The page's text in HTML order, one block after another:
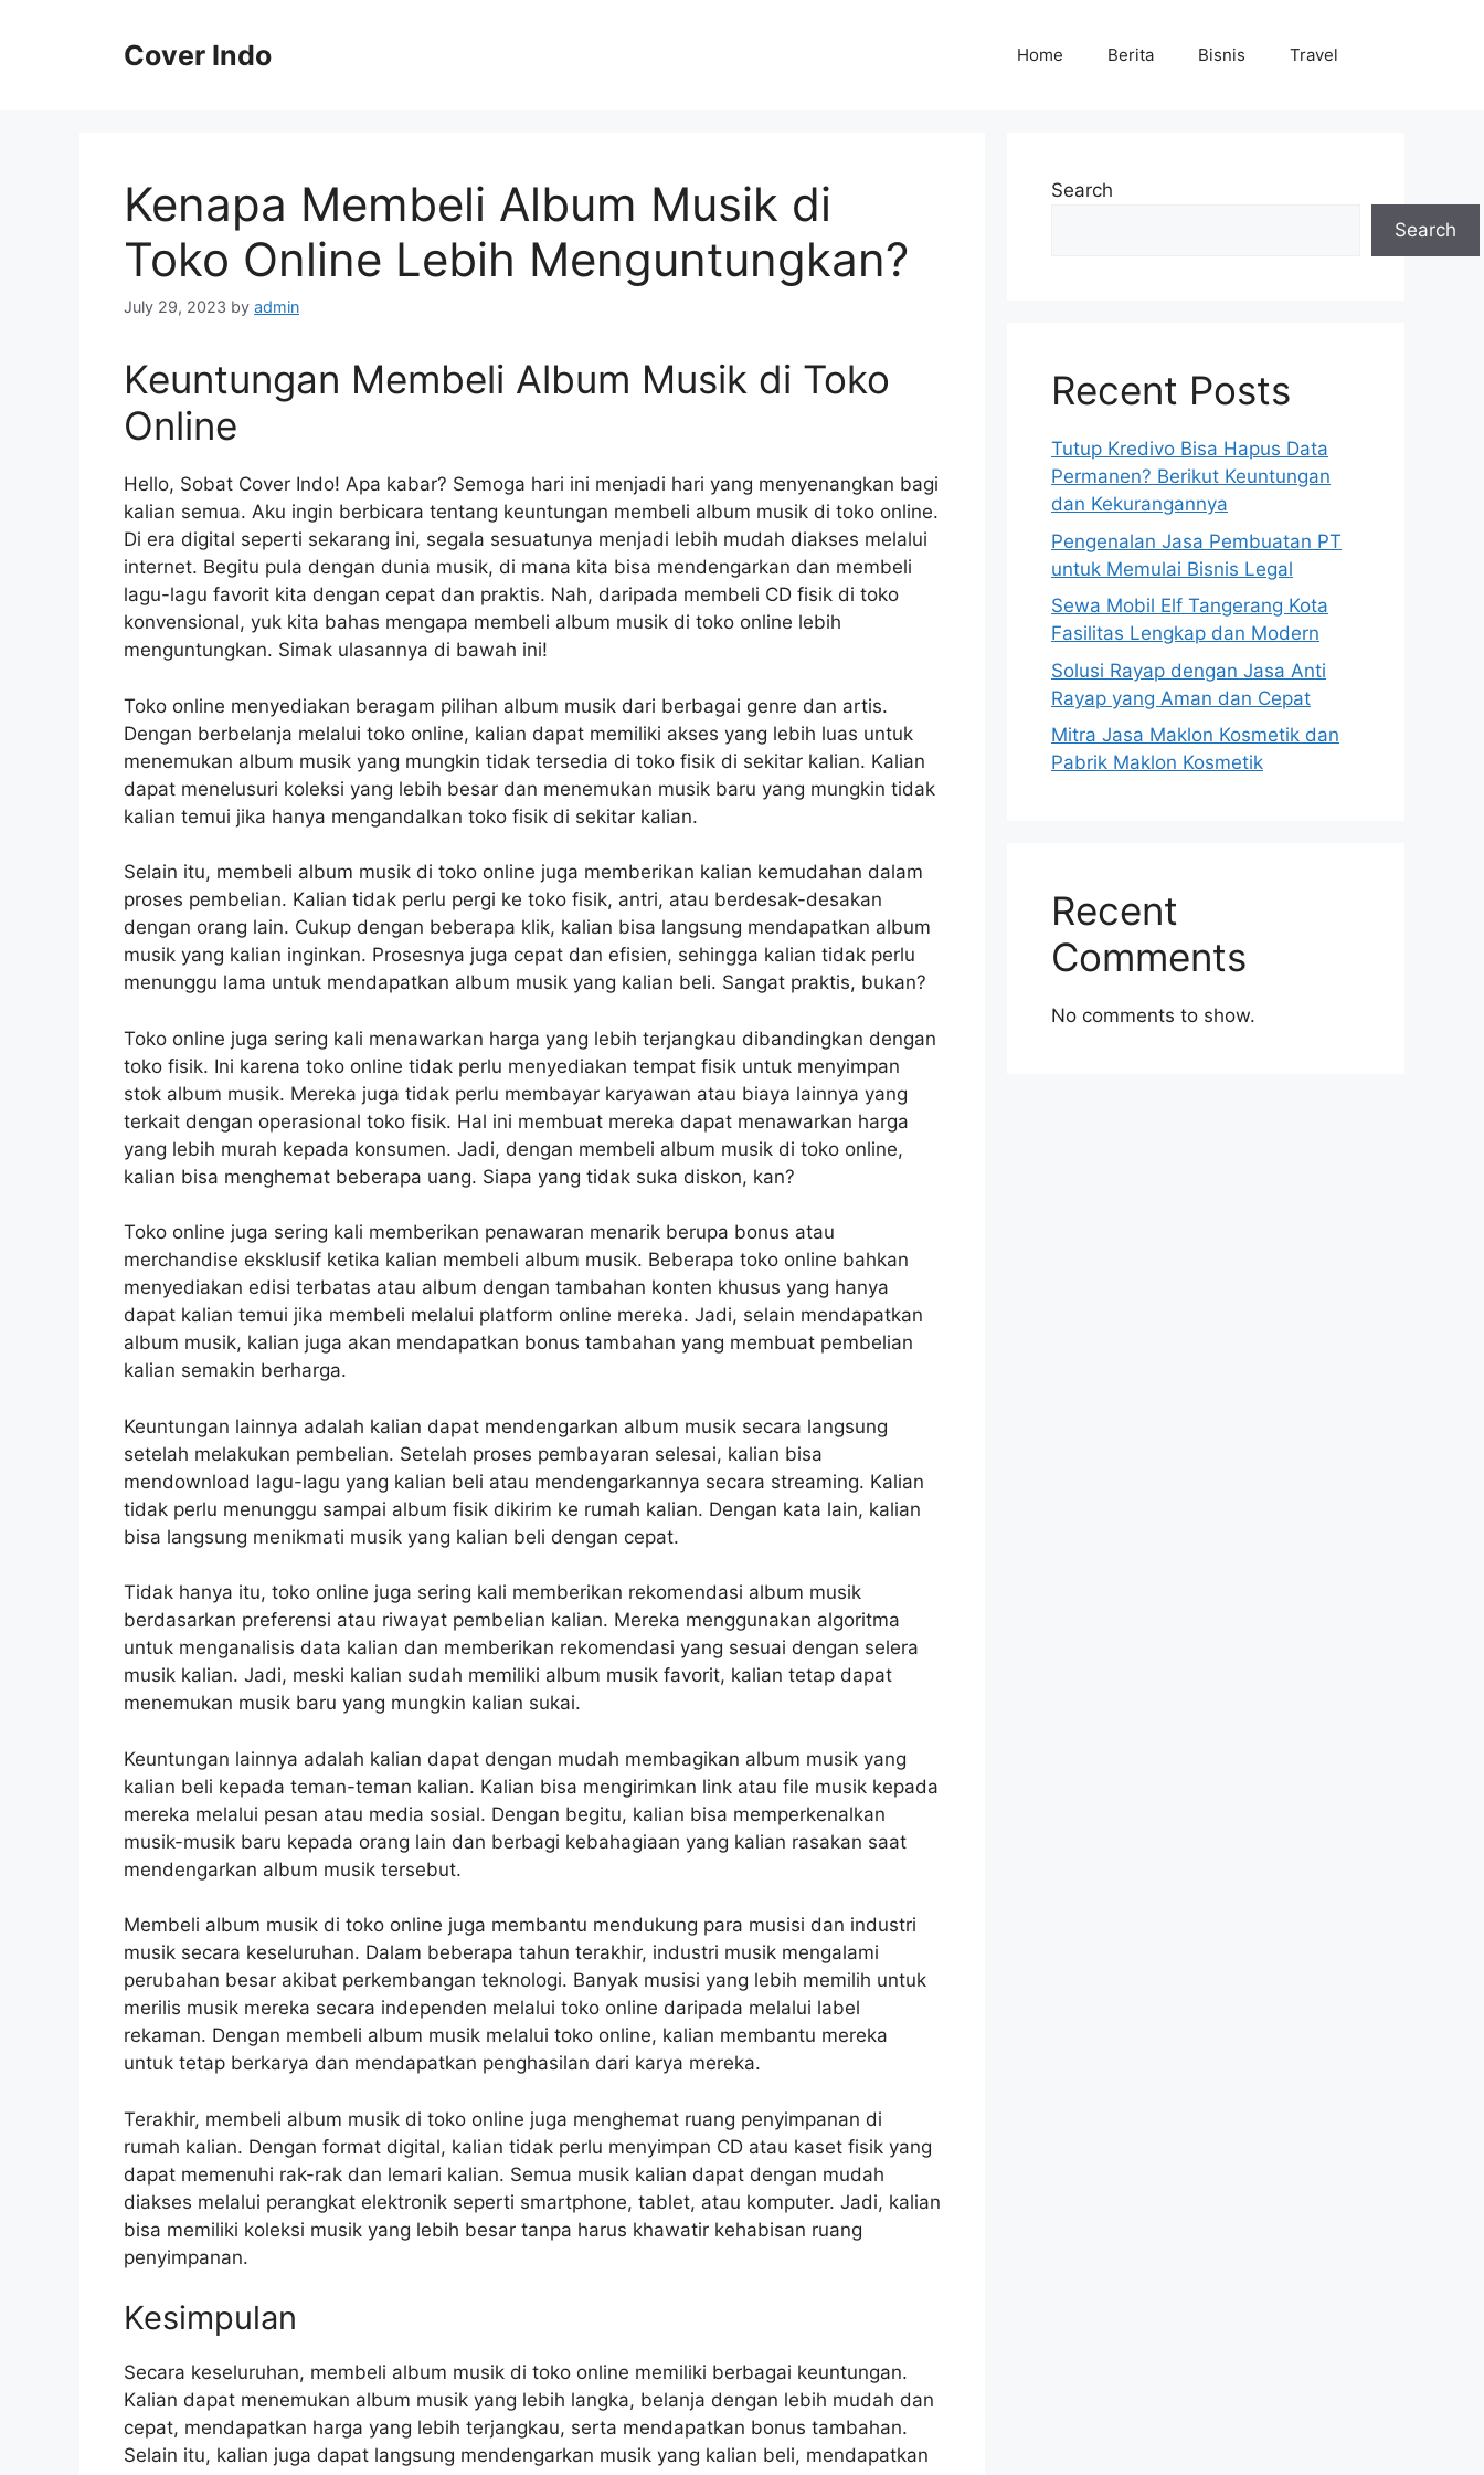
Cover Indo Home Berita Bisnis Travel
Kenapa Membeli Album Musik di
Toko Online Lebih Menguntungkan?
July 29, 2023 by admin
Keuntungan Membeli Album Musik di Toko
Online
Hello, Sobat Cover Indo! Apa kabar? Semoga hari ini menjadi hari yang menyenangkan bagi
kalian semua. Aku ingin berbicara tentang keuntungan membeli album musik di toko online.
Di era digital seperti sekarang ini, segala sesuatunya menjadi lebih mudah diakses melalui
internet. Begitu pula dengan dunia musik, di mana kita bisa mendengarkan dan membeli
lagu-lagu favorit kita dengan cepat dan praktis. Nah, daripada membeli CD fisik di toko
konvensional, yuk kita bahas mengapa membeli album musik di toko online lebih
menguntungkan. Simak ulasannya di bawah ini!
Toko online menyediakan beragam pilihan album musik dari berbagai genre dan artis.
Dengan berbelanja melalui toko online, kalian dapat memiliki akses yang lebih luas untuk
menemukan album musik yang mungkin tidak tersedia di toko fisik di sekitar kalian. Kalian
dapat menelusuri koleksi yang lebih besar dan menemukan musik baru yang mungkin tidak
kalian temui jika hanya mengandalkan toko fisik di sekitar kalian.
Selain itu, membeli album musik di toko online juga memberikan kalian kemudahan dalam
proses pembelian. Kalian tidak perlu pergi ke toko fisik, antri, atau berdesak-desakan
dengan orang lain. Cukup dengan beberapa klik, kalian bisa langsung mendapatkan album
musik yang kalian inginkan. Prosesnya juga cepat dan efisien, sehingga kalian tidak perlu
menunggu lama untuk mendapatkan album musik yang kalian beli. Sangat praktis, bukan?
Toko online juga sering kali menawarkan harga yang lebih terjangkau dibandingkan dengan
toko fisik. Ini karena toko online tidak perlu menyediakan tempat fisik untuk menyimpan
stok album musik. Mereka juga tidak perlu membayar karyawan atau biaya lainnya yang
terkait dengan operasional toko fisik. Hal ini membuat mereka dapat menawarkan harga
yang lebih murah kepada konsumen. Jadi, dengan membeli album musik di toko online,
kalian bisa menghemat beberapa uang. Siapa yang tidak suka diskon, kan?
Toko online juga sering kali memberikan penawaran menarik berupa bonus atau
merchandise eksklusif ketika kalian membeli album musik. Beberapa toko online bahkan
menyediakan edisi terbatas atau album dengan tambahan konten khusus yang hanya
dapat kalian temui jika membeli melalui platform online mereka. Jadi, selain mendapatkan
album musik, kalian juga akan mendapatkan bonus tambahan yang membuat pembelian
kalian semakin berharga.
Keuntungan lainnya adalah kalian dapat mendengarkan album musik secara langsung
setelah melakukan pembelian. Setelah proses pembayaran selesai, kalian bisa
mendownload lagu-lagu yang kalian beli atau mendengarkannya secara streaming. Kalian
tidak perlu menunggu sampai album fisik dikirim ke rumah kalian. Dengan kata lain, kalian
bisa langsung menikmati musik yang kalian beli dengan cepat.
Tidak hanya itu, toko online juga sering kali memberikan rekomendasi album musik
berdasarkan preferensi atau riwayat pembelian kalian. Mereka menggunakan algoritma
untuk menganalisis data kalian dan memberikan rekomendasi yang sesuai dengan selera
musik kalian. Jadi, meski kalian sudah memiliki album musik favorit, kalian tetap dapat
menemukan musik baru yang mungkin kalian sukai.
Keuntungan lainnya adalah kalian dapat dengan mudah membagikan album musik yang
kalian beli kepada teman-teman kalian. Kalian bisa mengirimkan link atau file musik kepada
mereka melalui pesan atau media sosial. Dengan begitu, kalian bisa memperkenalkan
musik-musik baru kepada orang lain dan berbagi kebahagiaan yang kalian rasakan saat
mendengarkan album musik tersebut.
Membeli album musik di toko online juga membantu mendukung para musisi dan industri
musik secara keseluruhan. Dalam beberapa tahun terakhir, industri musik mengalami
perubahan besar akibat perkembangan teknologi. Banyak musisi yang lebih memilih untuk
merilis musik mereka secara independen melalui toko online daripada melalui label
rekaman. Dengan membeli album musik melalui toko online, kalian membantu mereka
untuk tetap berkarya dan mendapatkan penghasilan dari karya mereka.
Terakhir, membeli album musik di toko online juga menghemat ruang penyimpanan di
rumah kalian. Dengan format digital, kalian tidak perlu menyimpan CD atau kaset fisik yang
dapat memenuhi rak-rak dan lemari kalian. Semua musik kalian dapat dengan mudah
diakses melalui perangkat elektronik seperti smartphone, tablet, atau komputer. Jadi, kalian
bisa memiliki koleksi musik yang lebih besar tanpa harus khawatir kehabisan ruang
penyimpanan.
Kesimpulan
Secara keseluruhan, membeli album musik di toko online memiliki berbagai keuntungan.
Kalian dapat menemukan album musik yang lebih langka, belanja dengan lebih mudah dan
cepat, mendapatkan harga yang lebih terjangkau, serta mendapatkan bonus tambahan.
Selain itu, kalian juga dapat langsung mendengarkan musik yang kalian beli, mendapatkan
Search
Search
Recent Posts
Tutup Kredivo Bisa Hapus Data
Permanen? Berikut Keuntungan
dan Kekurangannya
Pengenalan Jasa Pembuatan PT
untuk Memulai Bisnis Legal
Sewa Mobil Elf Tangerang Kota
Fasilitas Lengkap dan Modern
Solusi Rayap dengan Jasa Anti
Rayap yang Aman dan Cepat
Mitra Jasa Maklon Kosmetik dan
Pabrik Maklon Kosmetik
Recent
Comments
No comments to show.